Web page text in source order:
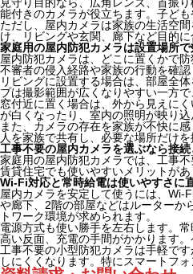
能付きのカメラが役立ちます。子ど
ただし、屋内カメラは家族の生活空
け、リビングや玄関、廊下など目的
家庭用の屋内防犯カメラは設置場所
屋内防犯カメラは、どこに置くかで
不審者の侵入経路や家族の行動を確
リビングに設置する場合は、部屋全
プは撮影範囲が広くなりやすい一方
窓付近に置く場合は、外から見えに
が白くなったり、室内の照明が映り
また、カメラの存在を家族が不快に
人を家族で共有し、必要な場所だけ
工事不要の屋内カメラを選ぶなら接
家庭用の屋内防犯カメラでは、工事
賃貸住宅でも使いやすいメリットが
Wi-Fi対応と常時給電は使いやすさに
屋内カメラを安定して使うには、Wi-
や廊下、2階の部屋などはルーターか
トワーク環境が求められます。
電源方式も使い勝手を左右します。
高い反面、充電の手間がかかります
工事不要の小型防犯カメラは手軽で
しにくくなります。特にスマートフ